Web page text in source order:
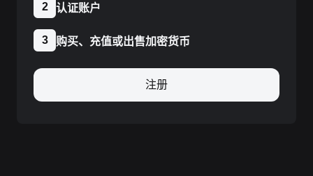
2 认证账户
3 购买、充值或出售加密货币
注册